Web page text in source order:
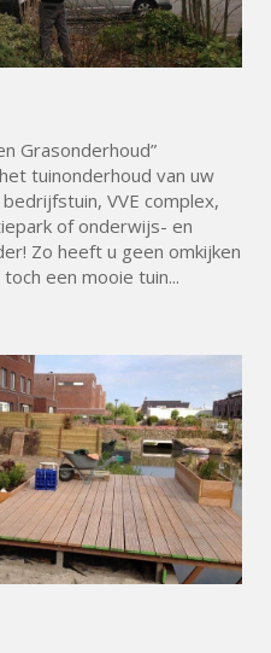
Grasonderhoud”
tuinonderhoud van uw
VVE complex,
of onderwijs- en
Zo heeft u geen omkijken
een mooie tuin...